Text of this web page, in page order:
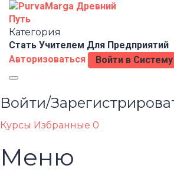
Категория
Стать Учителем Для Предприятий
Авторизоваться
Войти в Систему
Toggle
navigation
Войти/
Курсы Избранные 0
Меню